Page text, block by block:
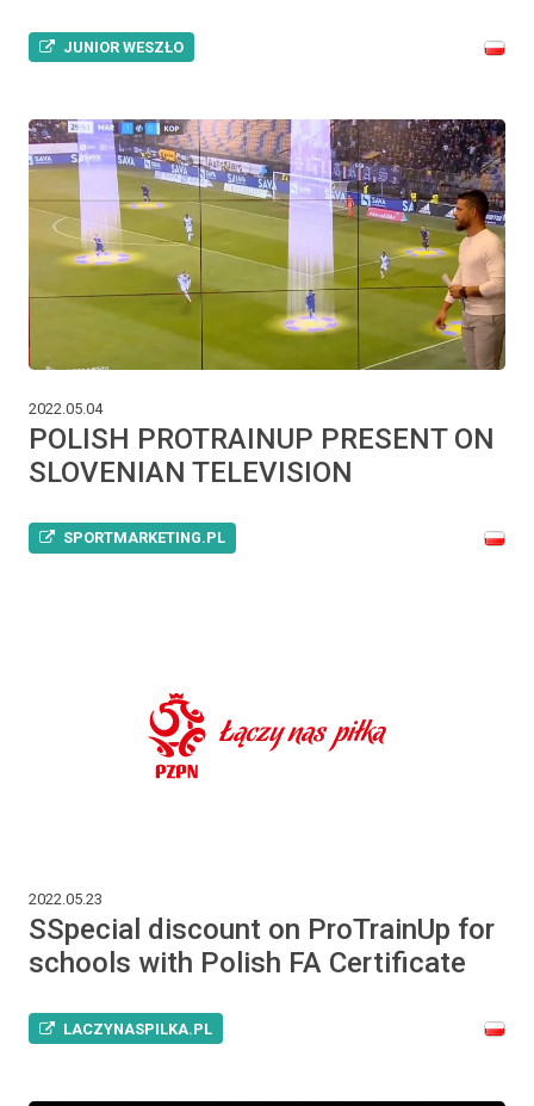
JUNIOR WESZŁO
2022.05.04
POLISH PROTRAINUP PRESENT ON
SLOVENIAN TELEVISION
SPORTMARKETING.PL
2022.05.23
SSpecial discount on ProTrainUp for
schools with Polish FA Certificate
LACZYNASPILKA.PL